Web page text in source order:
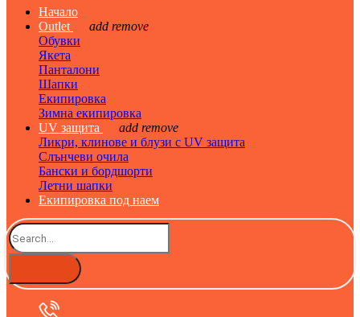
Начало
Outlet
add remove
Обувки
Якета
Панталони
Шапки
Екипировка
Зимна екипировка
UV защита
add remove
Ликри, клинове и блузи с UV защита
Слънчеви очила
Бански и бордшорти
Летни шапки
Екипировка под наем